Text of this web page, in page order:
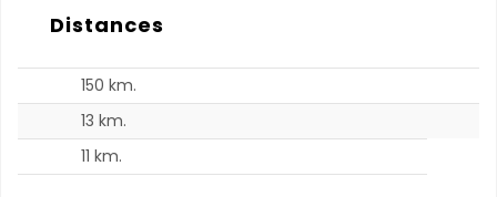
Distances
150 km.
13 km.
11 km.